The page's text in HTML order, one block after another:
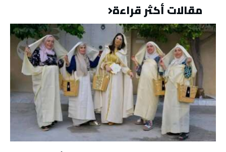
مقالات أكثر قراءة